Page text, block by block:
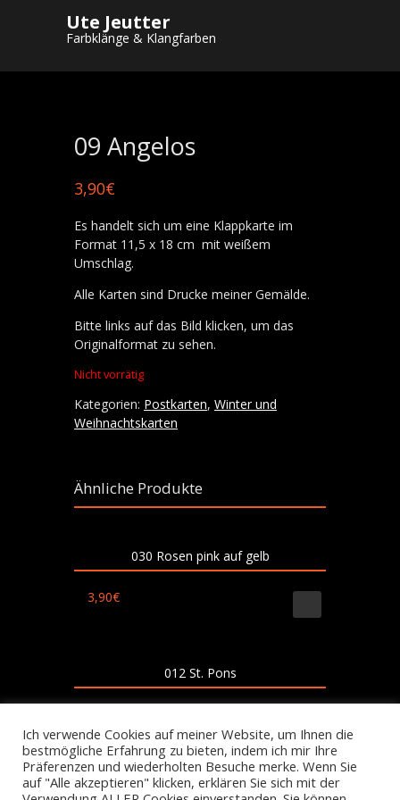
Ute Jeutter
Farbklänge & Klangfarben
Startseite/Shop
Weihnachtskarten/ 09 Angelos
09 Angelos
3,90€
Es handelt sich um eine Klappkarte im
Format 11,5 x 18 cm mit weißem
Umschlag.
Alle Karten sind Drucke meiner Gemälde.
Bitte links auf das Bild klicken, um das
Originalformat zu sehen.
Nicht vorrätig
Kategorien: Postkarten, Winter und
Weihnachtskarten
Ähnliche Produkte
030 Rosen pink auf gelb
3,90€
012 St. Pons
Ich verwende Cookies auf meiner Website, um Ihnen die
bestmögliche Erfahrung zu bieten, indem ich mir Ihre
Präferenzen und wiederholten Besuche merke. Wenn Sie
auf "Alle akzeptieren" klicken, erklären Sie sich mit der